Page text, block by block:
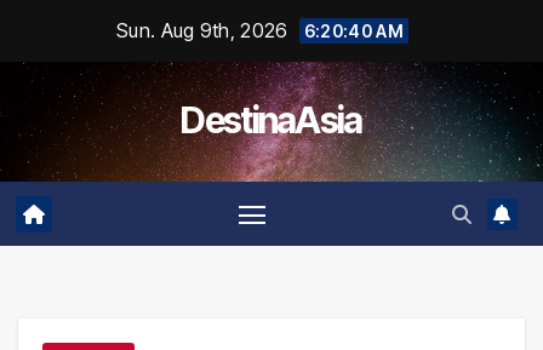
content
Sun. Aug 9th, 2026 6:20:40 AM
DestinaAsia